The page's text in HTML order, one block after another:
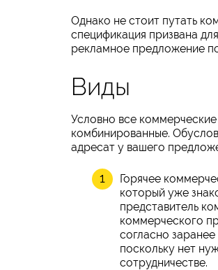
Однако не стоит путать
спецификация призвана
рекламное предложение
Виды
Условно все
комбинированные.
адресат у вашего
Горячее
который уже
представитель
коммерческого
согласно
поскольку нет
сотрудничестве.